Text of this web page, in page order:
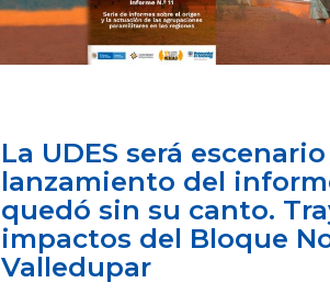
La UDES será
lanzamiento del
quedó sin su canto.
impactos del Bloque
Valledupar